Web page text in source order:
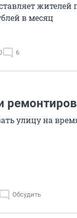
жителей
в месяц
6
улицу на
Обсудить